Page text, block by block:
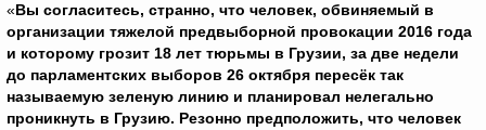
«Вы согласитесь, странно, что человек, обвиняемый в
организации тяжелой предвыборной провокации 2016 года
и которому грозит 18 лет тюрьмы в Грузии, за две недели
до парламентских выборов 26 октября пересёк так
называемую зеленую линию и планировал нелегально
проникнуть в Грузию. Резонно предположить, что человек